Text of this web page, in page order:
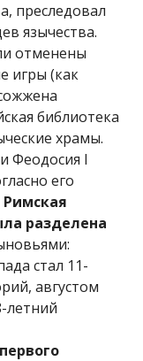
преследовал
язычества.
отменены
игры (как
библиотека
храмы.
Феодосия I
его
Римская
разделена
стал 11-
августом
летний